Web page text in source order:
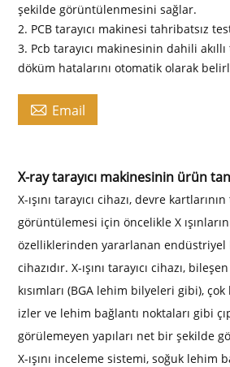
şekilde görüntülenmesini sağlar.
2. PCB tarayıcı makinesi tahribatsız
3. Pcb tarayıcı makinesinin dahili
döküm hatalarını otomatik olarak
 Email
X-ray tarayıcı makinesinin ürün
X-ışını tarayıcı cihazı, devre
görüntülemesi için öncelikle X
özelliklerinden yararlanan endüstriyel
cihazıdır. X-ışını tarayıcı cihazı,
kısımları (BGA lehim bilyeleri gibi),
izler ve lehim bağlantı noktaları gibi
görülemeyen yapıları net bir şekilde
X-ışını inceleme sistemi, soğuk lehim